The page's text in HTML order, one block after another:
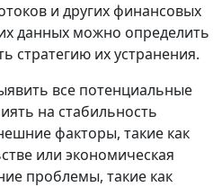
и других финансовых
данных можно определить
стратегию их устранения.
все потенциальные
на стабильность
факторы, такие как
или экономическая
проблемы, такие как